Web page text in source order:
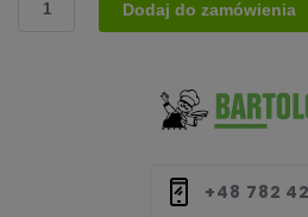
Dodaj do zamówienia
+48 782